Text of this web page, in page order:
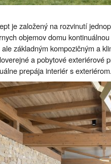
je založený na rozvinutí
objemov domu
základným kompozičným a
a pobytové exteriérové
prepája interiér s exteriérom.